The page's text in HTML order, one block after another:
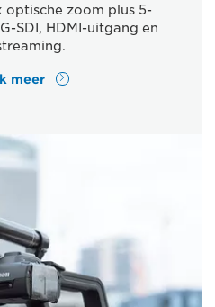
optische zoom plus 5-
SDI, HDMI-uitgang en
meer